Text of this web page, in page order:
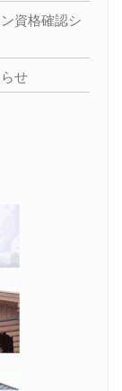
資格確認シ
せ